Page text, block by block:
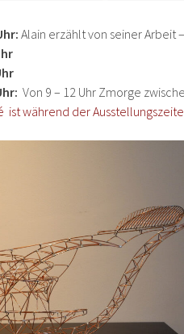
Alain erzählt von seiner Arbeit
Von 9 – 12 Uhr Zmorge
ist während der